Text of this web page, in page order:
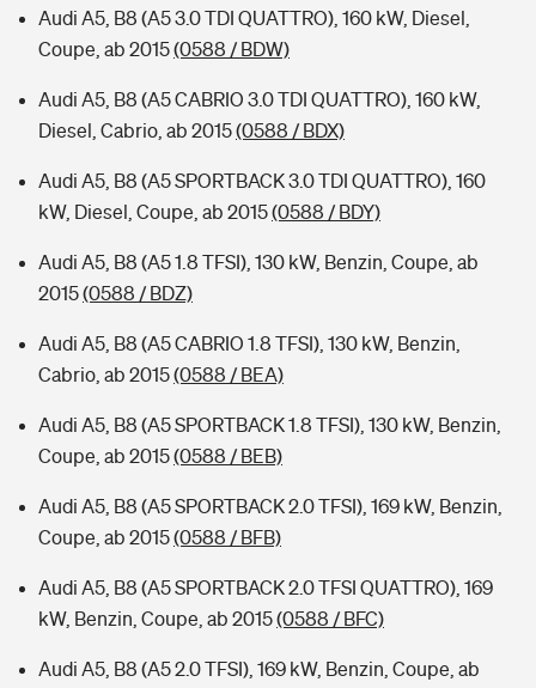
Audi A5, B8 (A5 3.0 TDI QUATTRO), 160 kW, Diesel,
Coupe, ab 2015(0588 / BDW)
Audi A5, B8 (A5 CABRIO 3.0 TDI QUATTRO), 160 kW,
Diesel, Cabrio, ab 2015(0588 / BDX)
Audi A5, B8 (A5 SPORTBACK 3.0 TDI QUATTRO), 160
kW, Diesel, Coupe, ab 2015(0588 / BDY)
Audi A5, B8 (A5 1.8 TFSI), 130 kW, Benzin, Coupe, ab
2015(0588 / BDZ)
Audi A5, B8 (A5 CABRIO 1.8 TFSI), 130 kW, Benzin,
Cabrio, ab 2015(0588 / BEA)
Audi A5, B8 (A5 SPORTBACK 1.8 TFSI), 130 kW, Benzin,
Coupe, ab 2015(0588 / BEB)
Audi A5, B8 (A5 SPORTBACK 2.0 TFSI), 169 kW, Benzin,
Coupe, ab 2015(0588 / BFB)
Audi A5, B8 (A5 SPORTBACK 2.0 TFSI QUATTRO), 169
kW, Benzin, Coupe, ab 2015(0588 / BFC)
Audi A5, B8 (A5 2.0 TFSI), 169 kW, Benzin, Coupe, ab